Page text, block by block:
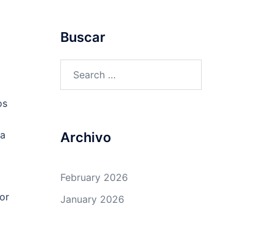
Buscar
Archivo
February 2026
January 2026